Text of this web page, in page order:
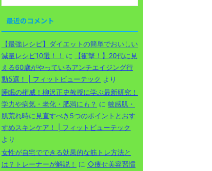
最近のコメント
【最強レシピ】ダイエットの簡単でおいしい
減量レシピ10選！！
に
【衝撃！】20代に見
える60歳がやっているアンチエイジング行
動5選！ | フィットビューテック より
睡眠の権威！柳沢正史教授に学ぶ最新研究！
学力や病気・老化・肥満にも？ に 敏感肌・
肌荒れ時に見直すべき5つのポイントとおす
すめスキンケア！ | フィットビューテック
より
女性が自宅でできる効果的な筋トレ方法と
は？トレーナーが解説！
に ◇痩せ美容習慣